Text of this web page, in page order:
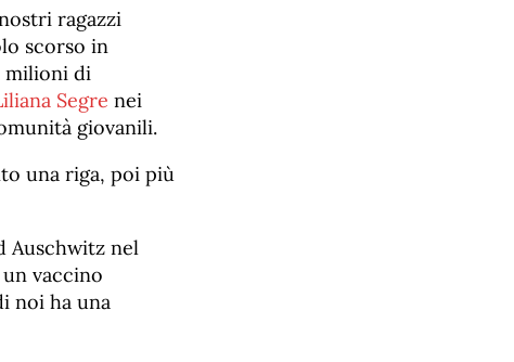
ragazzi
scorso in
milioni di
Segre nei
giovanili.
una riga, poi più
Auschwitz nel
un vaccino
noi ha una